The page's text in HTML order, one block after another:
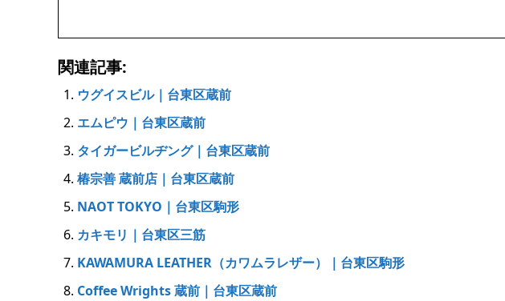
関連記事:
ウグイスビル｜台東区蔵前
エムピウ｜台東区蔵前
タイガービルヂング｜台東区蔵前
椿宗善 蔵前店｜台東区蔵前
NAOT TOKYO｜台東区駒形
カキモリ｜台東区三筋
KAWAMURA LEATHER（カワムラレザー）｜台東区駒形
Coffee Wrights 蔵前｜台東区蔵前